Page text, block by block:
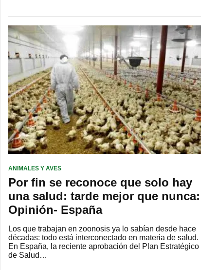
ANIMALES Y AVES
Por fin se reconoce que solo hay
una salud: tarde mejor que nunca:
Opinión- España
Los que trabajan en zoonosis ya lo sabían desde hace
décadas: todo está interconectado en materia de salud.
En España, la reciente aprobación del Plan Estratégico
de Salud…